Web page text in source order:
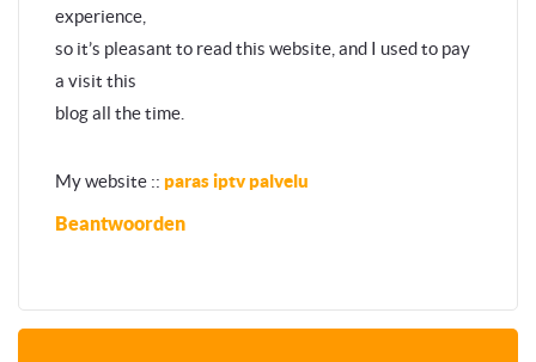
experience,
so it’s pleasant to read this website, and I used to pay
a visit this
blog all the time.
My website :: paras iptv palvelu
Beantwoorden